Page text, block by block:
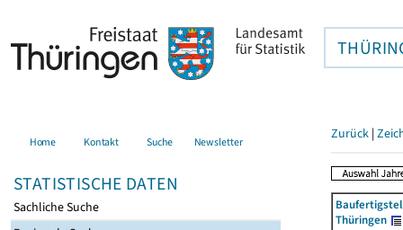
Home Kontakt Suche Newsletter
STATISTISCHE DATEN
Sachliche Suche
Zurück |
Thüringen